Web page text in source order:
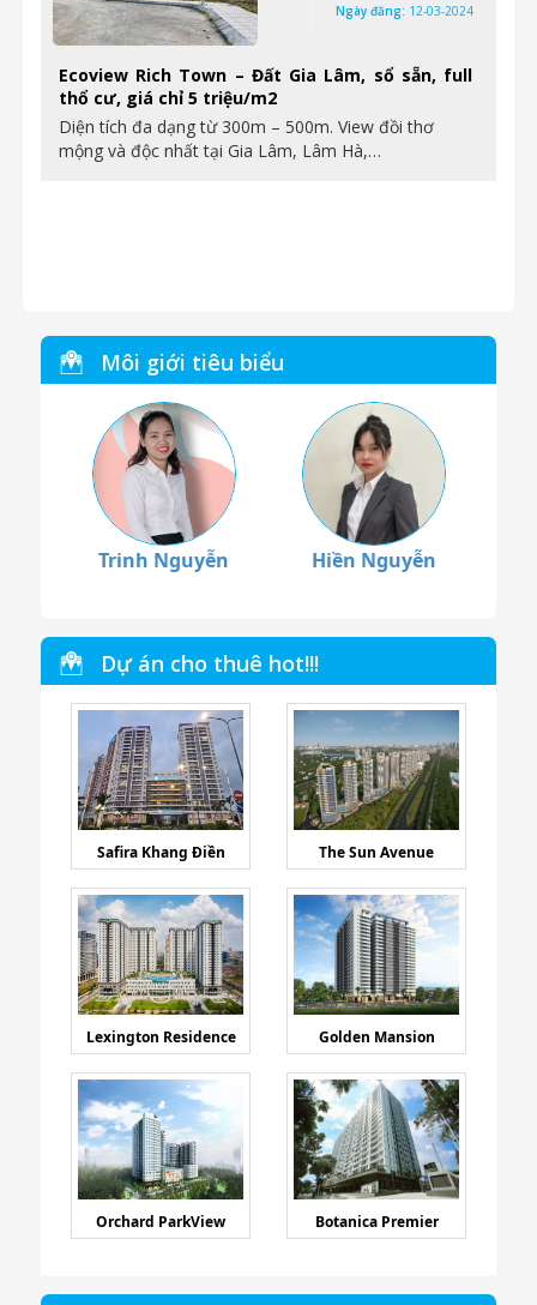
Ecoview Rich Town – Đất Gia Lâm, sổ sẵn, full
thổ cư, giá chỉ 5 triệu/m2
Diện tích đa dạng từ 300m – 500m. View đồi thơ
mộng và độc nhất tại Gia Lâm, Lâm Hà,…
Ngày đăng: 12-03-2024
Môi giới tiêu biểu
Trinh Nguyễn Hiền Nguyễn
Dự án cho thuê hot!!!
Safira Khang Điền The Sun Avenue
Lexington Residence Golden Mansion
Orchard ParkView Botanica Premier